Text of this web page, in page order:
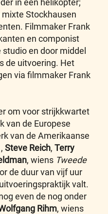
in een helikopter;
Stockhausen
Filmmaker Frank
en componist
en door middel
de uitvoering. Het
via filmmaker Frank
om voor strijkkwartet
van de Europese
van de Amerikaanse
, Steve Reich, Terry
, wiens Tweede
de duur van vijf uur
valt.
even de nog onder
Rihm, wiens